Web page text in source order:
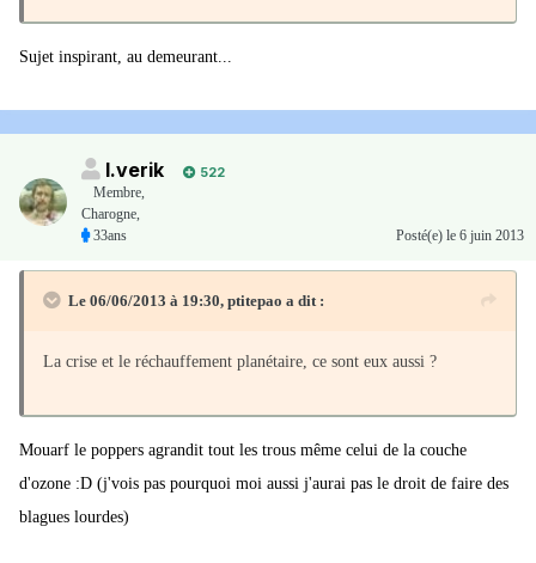
Sujet inspirant, au demeurant...
I.verik
522
Membre
Charogne,
33ans
Posté(e) le 6 juin 2013
Le 06/06/2013 à 19:30, ptitepao a dit :
La crise et le réchauffement planétaire, ce sont eux aussi ?
Mouarf le poppers agrandit tout les trous même celui de la couche
d'ozone :D (j'vois pas pourquoi moi aussi j'aurai pas le droit de faire des
blagues lourdes)